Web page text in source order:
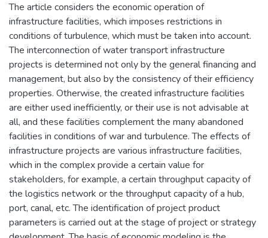
The article considers the economic operation of
infrastructure facilities, which imposes restrictions in
conditions of turbulence, which must be taken into account.
The interconnection of water transport infrastructure
projects is determined not only by the general financing and
management, but also by the consistency of their efficiency
properties. Otherwise, the created infrastructure facilities
are either used inefficiently, or their use is not advisable at
all, and these facilities complement the many abandoned
facilities in conditions of war and turbulence. The effects of
infrastructure projects are various infrastructure facilities,
which in the complex provide a certain value for
stakeholders, for example, a certain throughput capacity of
the logistics network or the throughput capacity of a hub,
port, canal, etc. The identification of project product
parameters is carried out at the stage of project or strategy